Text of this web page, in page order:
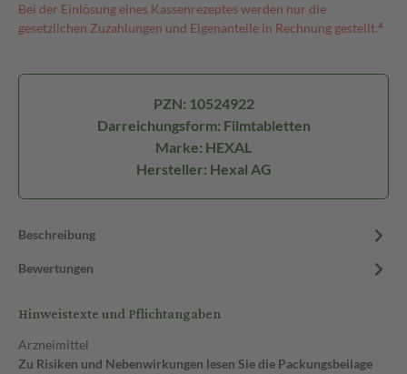
Bei der Einlösung eines Kassenrezeptes werden nur die
gesetzlichen Zuzahlungen und Eigenanteile in Rechnung gestellt.⁴
PZN: 10524922
Darreichungsform: Filmtabletten
Marke: HEXAL
Hersteller: Hexal AG
Beschreibung
Bewertungen
Hinweistexte und Pflichtangaben
Arzneimittel
Zu Risiken und Nebenwirkungen lesen Sie die Packungsbeilage